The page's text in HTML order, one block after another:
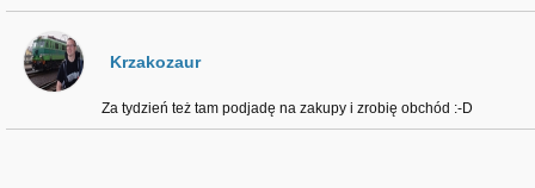
Krzakozaur
Za tydzień też tam podjadę na zakupy i zrobię obchód :-D